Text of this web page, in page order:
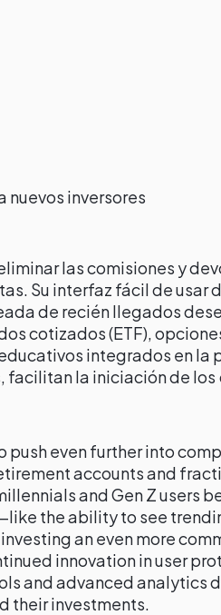
inversores
las comisiones y
Su interfaz fácil de usar
de recién llegados
cotizados (ETF),
integrados en la
facilitan la iniciación de
push even further into
accounts and
and Gen Z users
the ability to see
an even more
innovation in user
and advanced analytics
their investments.